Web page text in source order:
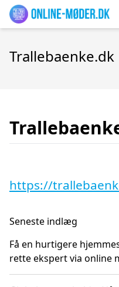
Trallebaenke.dk
https://
Seneste indlæg
Få en hurtigere
rette ekspert via online